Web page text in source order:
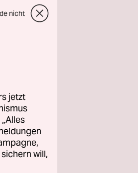
nicht
jetzt
will,